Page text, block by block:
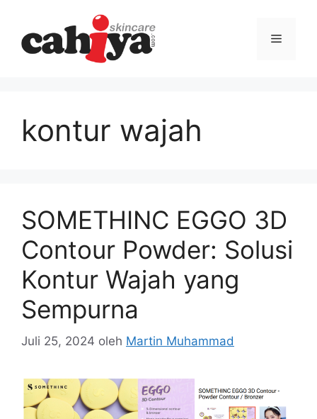
Menu
kontur wajah
SOMETHINC EGGO 3D
Contour Powder: Solusi
Kontur Wajah yang
Sempurna
Juli 25, 2024 oleh Martin Muhammad